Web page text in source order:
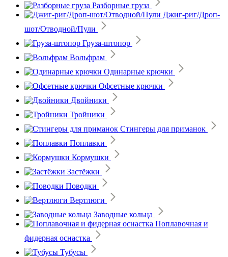
Разборные груза
Джиг-риг/Дроп-
шот/Отводной/Пули
Груза-штопор
Вольфрам
Одинарные крючки
Офсетные крючки
Двойники
Тройники
Стингеры для приманок
Поплавки
Кормушки
Застёжки
Поводки
Вертлюги
Заводные кольца
Поплавочная и
фидерная оснастка
Тубусы